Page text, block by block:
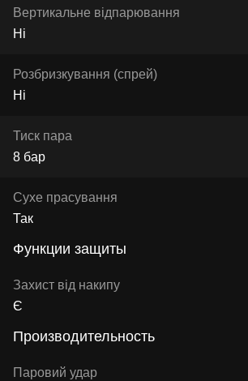
Вертикальне відпарювання
Ні
Розбризкування (спрей)
Ні
Тиск пара
8 бар
Сухе прасування
Так
Функции защиты
Захист від накипу
Є
Производительность
Паровий удар